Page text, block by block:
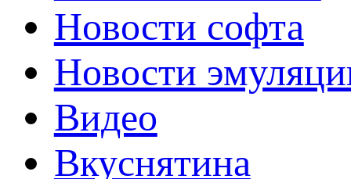
Новости софта
Новости
Видео
Вкуснятина